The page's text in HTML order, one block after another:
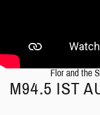
Flor and the
M94.5 IST